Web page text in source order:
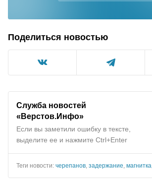
Поделиться новостью
Служба новостей
«Верстов.Инфо»
Если вы заметили ошибку в тексте,
выделите ее и нажмите Ctrl+Enter
Теги новости: черепанов задержание магнитка